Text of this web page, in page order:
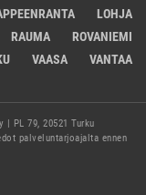
LOHJA
RAUMA
ROVANIEMI
VAASA VANTAA
PL 79, 20521 Turku
palveluntarjoajalta ennen